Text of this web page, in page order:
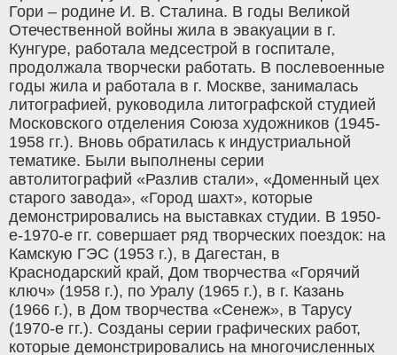
Гори – родине И. В. Сталина. В годы Великой
Отечественной войны жила в эвакуации в г.
Кунгуре, работала медсестрой в госпитале,
продолжала творчески работать. В послевоенные
годы жила и работала в г. Москве, занималась
литографией, руководила литографской студией
Московского отделения Союза художников (1945-
1958 гг.). Вновь обратилась к индустриальной
тематике. Были выполнены серии
автолитографий «Разлив стали», «Доменный цех
старого завода», «Город шахт», которые
демонстрировались на выставках студии. В 1950-
е-1970-е гг. совершает ряд творческих поездок: на
Камскую ГЭС (1953 г.), в Дагестан, в
Краснодарский край, Дом творчества «Горячий
ключ» (1958 г.), по Уралу (1965 г.), в г. Казань
(1966 г.), в Дом творчества «Сенеж», в Тарусу
(1970-е гг.). Созданы серии графических работ,
которые демонстрировались на многочисленных